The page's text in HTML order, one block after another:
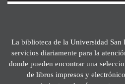
La biblioteca de la Universidad San
servicios diariamente para la
donde pueden encontrar una
de libros impresos y